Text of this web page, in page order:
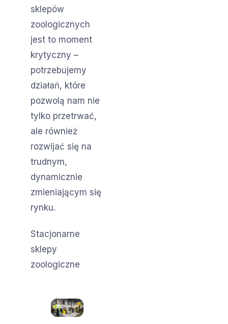
sklepów
zoologicznych
jest to moment
krytyczny –
potrzebujemy
działań, które
pozwolą nam nie
tylko przetrwać,
ale również
rozwijać się na
trudnym,
dynamicznie
zmieniającym się
rynku.
Stacjonarne
sklepy
zoologiczne